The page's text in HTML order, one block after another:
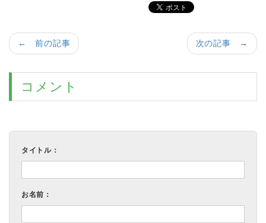
次の記事 →
← 前の記事
コメント
タイトル：
お名前：